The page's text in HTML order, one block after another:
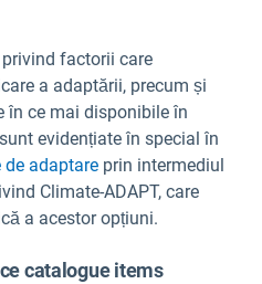
factorii care
a adaptării, precum și
în ce mai disponibile în
evidențiate în special în
de adaptare prin intermediul
Climate-ADAPT, care
a acestor opțiuni.
catalogue items